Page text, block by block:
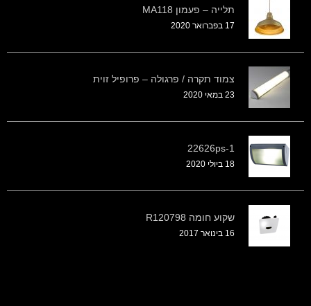
תלייה – פעמון MA118
17 בפברואר 2020
צמוד תקרה / פרגולה – פרופיל זוית
23 במאי 2020
22626ps-1
18 ביולי 2020
שקוע חומה R120798
16 בינואר 2017